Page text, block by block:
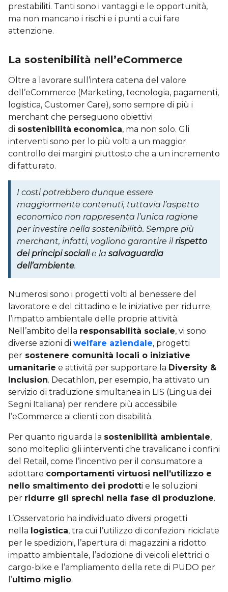
prestabiliti. Tanti sono i vantaggi e le opportunità,
ma non mancano i rischi e i punti a cui fare
attenzione.
La sostenibilità nell’eCommerce
Oltre a lavorare sull’intera catena del valore
dell’eCommerce (Marketing, tecnologia, pagamenti,
logistica, Customer Care), sono sempre di più i
merchant che perseguono obiettivi
di sostenibilità economica, ma non solo. Gli
interventi sono per lo più volti a un maggior
controllo dei margini piuttosto che a un incremento
di fatturato.
I costi potrebbero dunque essere
maggiormente contenuti, tuttavia l’aspetto
economico non rappresenta l’unica ragione
per investire nella sostenibilità. Sempre più
merchant, infatti, vogliono garantire ilrispetto
dei principi socialie la salvaguardia
dell’ambiente.
Numerosi sono i progetti volti al benessere del
lavoratore e del cittadino e le iniziative per ridurre
l’impatto ambientale delle proprie attività.
Nell’ambito della responsabilità sociale, vi sono
diverse azioni di welfare aziendale, progetti
per sostenere comunità locali o iniziative
umanitarie e attività per supportare la Diversity &
Inclusion. Decathlon, per esempio, ha attivato un
servizio di traduzione simultanea in LIS (Lingua dei
Segni Italiana) per rendere più accessibile
l’eCommerce ai clienti con disabilità.
Per quanto riguarda la sostenibilità ambientale,
sono molteplici gli interventi che travalicano i confini
del Retail, come l’incentivo per il consumatore a
adottare comportamenti virtuosi nell’utilizzo e
nello smaltimento dei prodotti e le soluzioni
per ridurre gli sprechi nella fase di produzione.
L’Osservatorio ha individuato diversi progetti
nella logistica, tra cui l’utilizzo di confezioni riciclate
per le spedizioni, l’apertura di magazzini a ridotto
impatto ambientale, l’adozione di veicoli elettrici o
cargo-bike e l’ampliamento della rete di PUDO per
l’ultimo miglio.